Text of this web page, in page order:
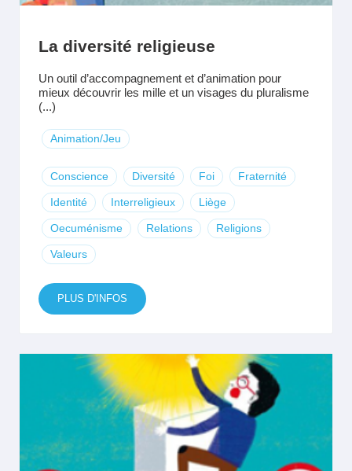
La diversité religieuse
Un outil d’accompagnement et d’animation pour
mieux découvrir les mille et un visages du pluralisme
(...)
Animation/Jeu
Conscience Diversité Foi Fraternité
Identité Interreligieux Liège
Oecuménisme Relations Religions
Valeurs
PLUS D'INFOS